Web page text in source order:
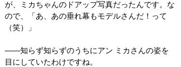
が、ミカちゃんのドアップ写真だったんです。な
ので、「あ、あの垂れ幕もモデルさんだ！って
（笑）」
――知らず知らずのうちにアン ミカさんの姿を
目にしていたわけですね。